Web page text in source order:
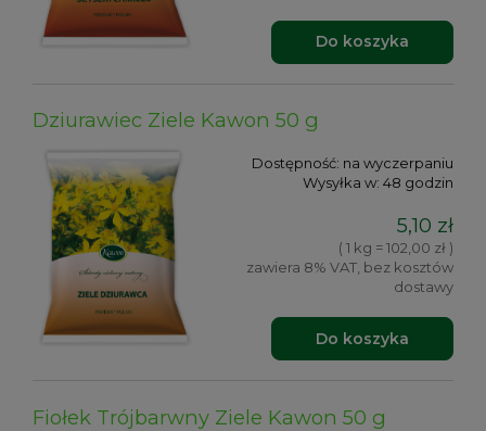
Do koszyka
Dziurawiec Ziele Kawon 50 g
Dostępność: na wyczerpaniu
Wysyłka w: 48 godzin
5,10 zł
( 1 kg = 102,00 zł )
zawiera 8% VAT, bez kosztów
dostawy
Do koszyka
Fiołek Trójbarwny Ziele Kawon 50 g